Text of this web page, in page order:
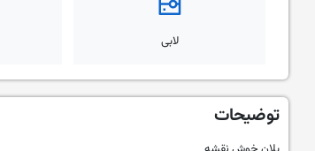
لابی
توضیحات